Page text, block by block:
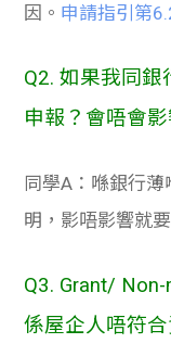
因。 申請指引第
Q2. 如果我同
申報？會唔會
同學A：喺銀行
明，影唔影響就
Q3. Grant/
係屋企人唔符